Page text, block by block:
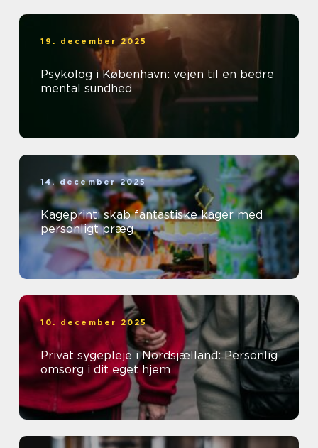
19. december 2025
Psykolog i København: vejen til en bedre
mental sundhed
14. december 2025
Kageprint: skab fantastiske kager med
personligt præg
10. december 2025
Privat sygepleje i Nordsjælland: Personlig
omsorg i dit eget hjem